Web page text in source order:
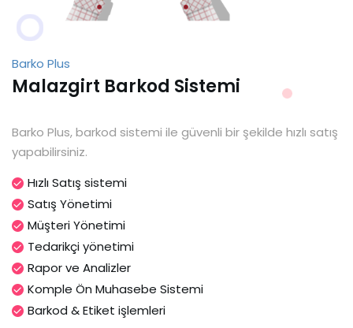
Barko Plus
Malazgirt Barkod Sistemi
Barko Plus, barkod sistemi ile güvenli bir şekilde hızlı satış
yapabilirsiniz.
Hızlı Satış sistemi
Satış Yönetimi
Müşteri Yönetimi
Tedarikçi yönetimi
Rapor ve Analizler
Komple Ön Muhasebe Sistemi
Barkod & Etiket işlemleri